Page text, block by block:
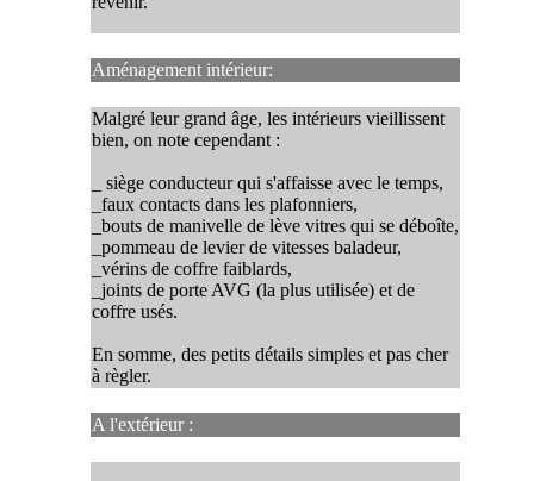
Aménagement intérieur:
Malgré leur grand âge, les intérieurs vieillissent
bien, on note cependant :
_ siège conducteur qui s'affaisse avec le temps,
_faux contacts dans les plafonniers,
_bouts de manivelle de lève vitres qui se déboîte,
_pommeau de levier de vitesses baladeur,
_vérins de coffre faiblards,
_joints de porte AVG (la plus utilisée) et de
coffre usés.
En somme, des petits détails simples et pas cher
à règler.
A l'extérieur :